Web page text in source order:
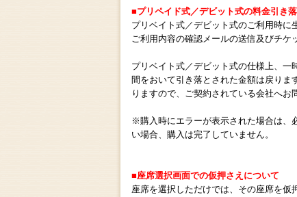
■プリペイド式／デビット式の料金引き
プリベイト式／デビット式のご利用時に
ご利用内容の確認メールの送信及びチケ
プリベイト式／デビット式の仕様上、
間をおいて引き落とされた金額は戻り
りますので、ご契約されている会社へお
※購入時にエラーが表示された場合は、
い場合、購入は完了していません。
■座席選択画面での仮押さえについて
座席を選択しただけでは、その座席を仮